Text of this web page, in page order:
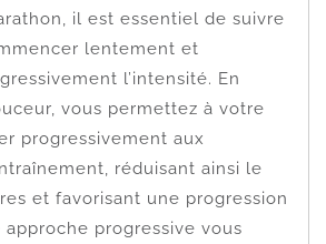
il est essentiel de suivre
lentement et
l’intensité. En
vous permettez à votre
progressivement aux
réduisant ainsi le
et favorisant une progression
progressive vous